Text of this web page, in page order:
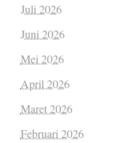
Juli 2026
Juni 2026
Mei 2026
April 2026
Maret 2026
Februari 2026